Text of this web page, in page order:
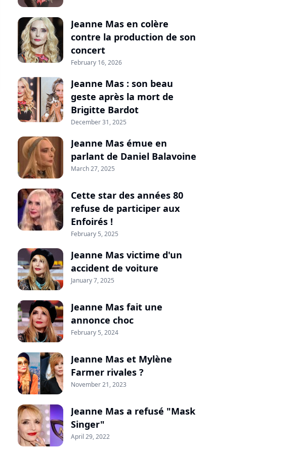
Jeanne Mas en colère
contre la production de son
concert
February 16, 2026
Jeanne Mas : son beau
geste après la mort de
Brigitte Bardot
December 31, 2025
Jeanne Mas émue en
parlant de Daniel Balavoine
March 27, 2025
Cette star des années 80
refuse de participer aux
Enfoirés !
February 5, 2025
Jeanne Mas victime d'un
accident de voiture
January 7, 2025
Jeanne Mas fait une
annonce choc
February 5, 2024
Jeanne Mas et Mylène
Farmer rivales ?
November 21, 2023
Jeanne Mas a refusé "Mask
Singer"
April 29, 2022